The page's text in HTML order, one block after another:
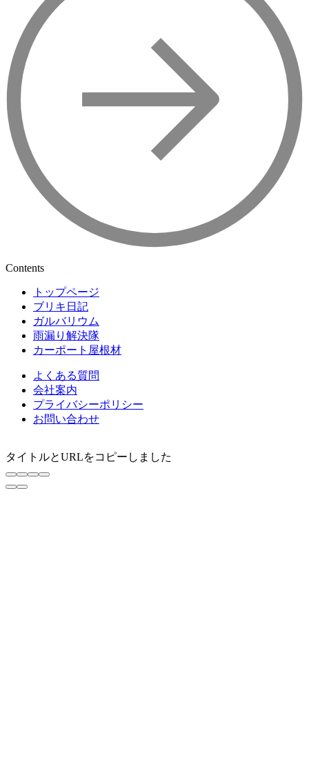
Contents
トップページ
ブリキ日記
ガルバリウム
雨漏り解決隊
カーポート屋根材
よくある質問
会社案内
プライバシーポリシー
お問い合わせ
タイトルとURLをコピーしました